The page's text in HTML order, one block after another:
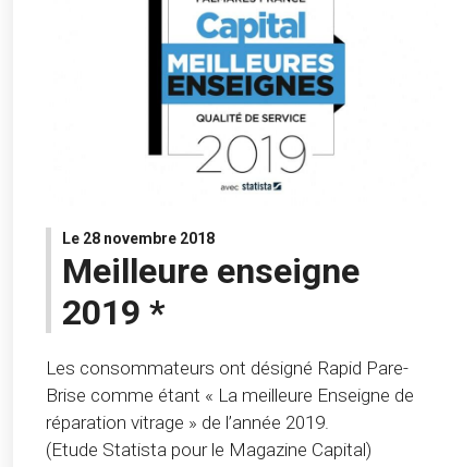
Le 28 novembre 2018
Meilleure enseigne
2019 *
Les consommateurs ont désigné Rapid Pare-
Brise comme étant « La meilleure Enseigne de
réparation vitrage » de l’année 2019.
(Etude Statista pour le Magazine Capital)